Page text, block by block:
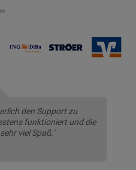
den Support zu
funktioniert und die
viel Spaß."